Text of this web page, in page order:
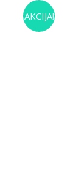
AKCIJA!